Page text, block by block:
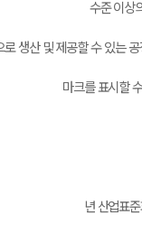
수준 이상
로 생산 및 제공할 수 있는
마크를 표시할
년 산업표